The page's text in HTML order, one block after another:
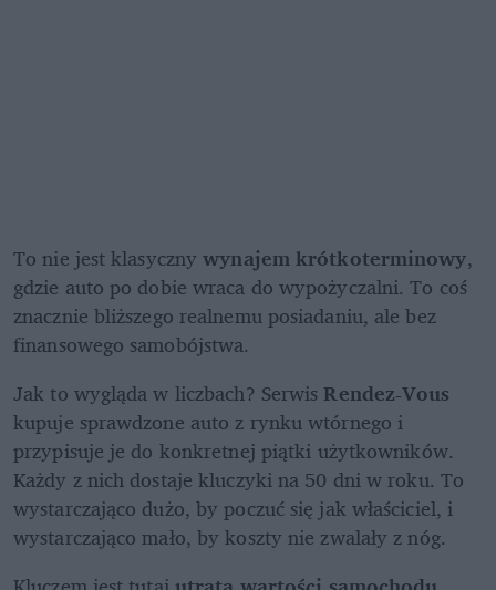
To nie jest klasyczny wynajem krótkoterminowy,
gdzie auto po dobie wraca do wypożyczalni. To coś
znacznie bliższego realnemu posiadaniu, ale bez
finansowego samobójstwa.
Jak to wygląda w liczbach? Serwis Rendez-Vous
kupuje sprawdzone auto z rynku wtórnego i
przypisuje je do konkretnej piątki użytkowników.
Każdy z nich dostaje kluczyki na 50 dni w roku. To
wystarczająco dużo, by poczuć się jak właściciel, i
wystarczająco mało, by koszty nie zwalały z nóg.